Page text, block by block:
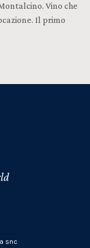
Vino che
Il primo
snc